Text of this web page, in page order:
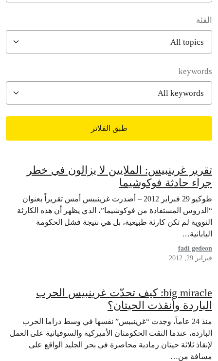
الفئة
keywords
طبق الفلاتر
filtered results
تقرير غرينبيس: الملايين لا يزالون في خطر
جراء حادثة فوكوشيما
طوكيو 29 فبراير 2012 – أصدرت غرينبيس أمس تقريراً بعنوان
“الدروس المستفادة من فوكوشيما”، الذي يظهر أن هذه الكارثة
النووية لم تكن كارثة طبيعية، بل هي نتيجة فشل الحكومة
اليابانية…
fadi gedeon
فبراير 29, 2012
big miracle: كيف تحدّت غرينبيس الحرب
الباردة وأنقذت الحيتان؟
منذ 24 عاماً، وجدت “غرينبيس” نفسها في وسط دراما الحرب
الباردة، عندما التقت الحكومتان الأميركية والسوفياتية على العمل
لإنقاذ ثلاثة حيتان رمادية محاصرة في بحر الجليد الواقع على
مسافة من…